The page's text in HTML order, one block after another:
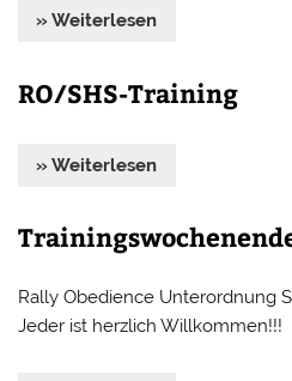
» Weiterlesen
RO/SHS-Training
» Weiterlesen
Rally Obedience Unterordnung
Jeder ist herzlich Willkommen!!!